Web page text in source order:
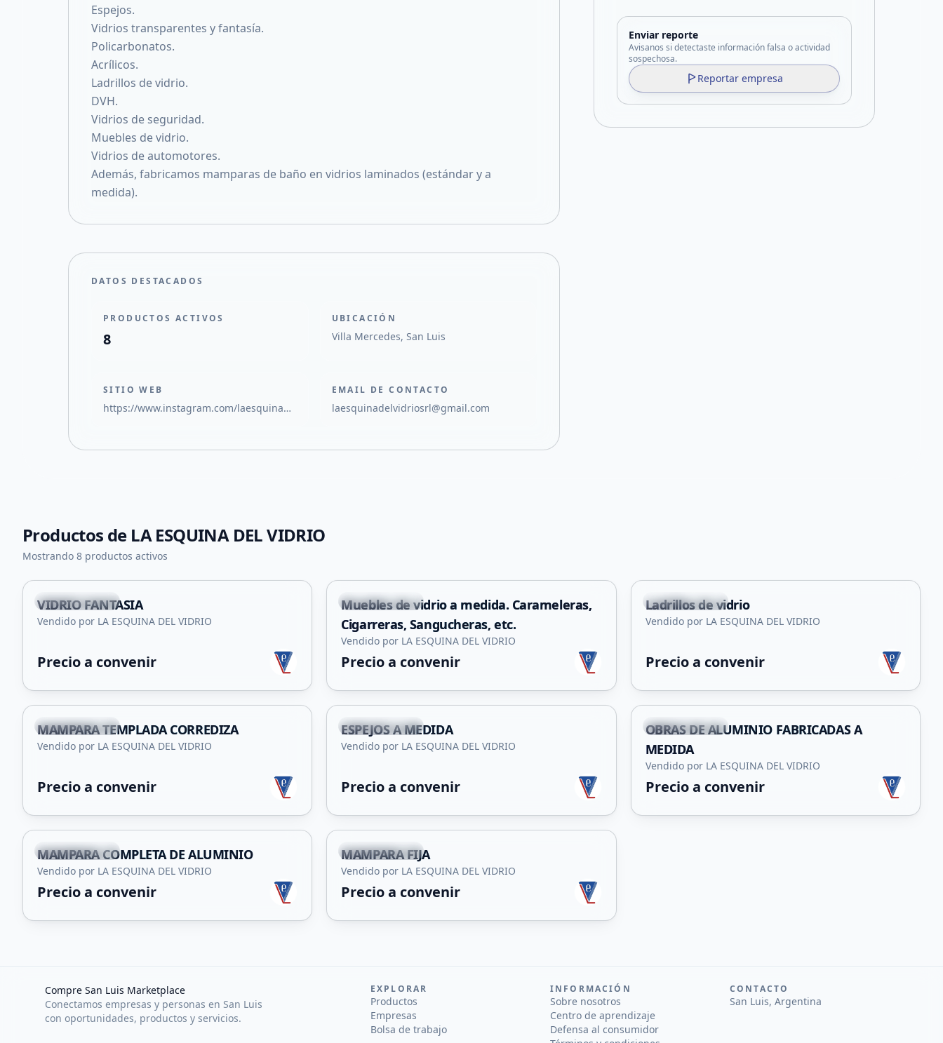
Espejos.
Vidrios transparentes y fantasía.
Policarbonatos.
Acrílicos.
Ladrillos de vidrio.
DVH.
Vidrios de seguridad.
Muebles de vidrio.
Vidrios de automotores.
Además, fabricamos mamparas de baño en vidrios laminados (estándar y a
medida).
DATOS DESTACADOS
PRODUCTOS ACTIVOS
8
UBICACIÓN
Villa Mercedes, San Luis
SITIO WEB
https://www.instagram.com/laesquinadelvidriosrl/
EMAIL DE CONTACTO
laesquinadelvidriosrl@gmail.com
Enviar reporte
Avisanos si detectaste información falsa o actividad
sospechosa.
Reportar empresa
Productos de LA ESQUINA DEL VIDRIO
Mostrando 8 productos activos
Villa Mercedes
VIDRIO FANTASIA
Vendido por LA ESQUINA DEL VIDRIO
Precio a convenir
Villa Mercedes
Muebles de vidrio a medida. Carameleras,
Cigarreras, Sangucheras, etc.
Vendido por LA ESQUINA DEL VIDRIO
Precio a convenir
Villa Mercedes
Ladrillos de vidrio
Vendido por LA ESQUINA DEL VIDRIO
Precio a convenir
Villa Mercedes
+2
MAMPARA TEMPLADA CORREDIZA
Vendido por LA ESQUINA DEL VIDRIO
Precio a convenir
Villa Mercedes
+6
ESPEJOS A MEDIDA
Vendido por LA ESQUINA DEL VIDRIO
Precio a convenir
Villa Mercedes
11
OBRAS DE ALUMINIO FABRICADAS A
MEDIDA
Vendido por LA ESQUINA DEL VIDRIO
Precio a convenir
Villa Mercedes
+2
MAMPARA COMPLETA DE ALUMINIO
Vendido por LA ESQUINA DEL VIDRIO
Precio a convenir
Villa Mercedes
+2
MAMPARA FIJA
Vendido por LA ESQUINA DEL VIDRIO
Precio a convenir
Compre San Luis Marketplace
Conectamos empresas y personas en San Luis
con oportunidades, productos y servicios.
EXPLORAR
Productos
Empresas
Bolsa de trabajo
INFORMACIÓN
Sobre nosotros
Centro de aprendizaje
Defensa al consumidor
CONTACTO
San Luis, Argentina